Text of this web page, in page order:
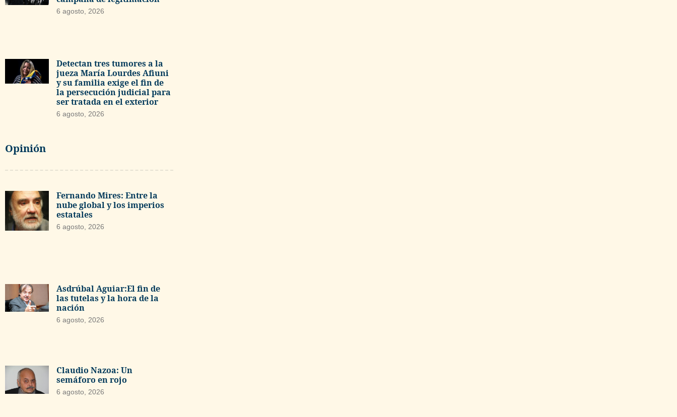
6 agosto, 2026
Detectan tres tumores a la
jueza María Lourdes Afiuni
y su familia exige el fin de
la persecución judicial para
ser tratada en el exterior
6 agosto, 2026
Opinión
Fernando Mires: Entre la
nube global y los imperios
estatales
6 agosto, 2026
Asdrúbal Aguiar:El fin de
las tutelas y la hora de la
nación
6 agosto, 2026
Claudio Nazoa: Un
semáforo en rojo
6 agosto, 2026